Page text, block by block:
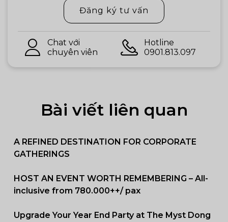
Đăng ký tư vấn
Chat với
chuyên viên
Hotline
0901.813.097
Bài viết liên quan
A REFINED DESTINATION FOR CORPORATE
GATHERINGS
HOST AN EVENT WORTH REMEMBERING – All-
inclusive from 780.000++/ pax
Upgrade Your Year End Party at The Myst Dong